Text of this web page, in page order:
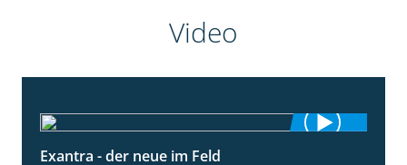
Video
Exantra - der neue im Feld